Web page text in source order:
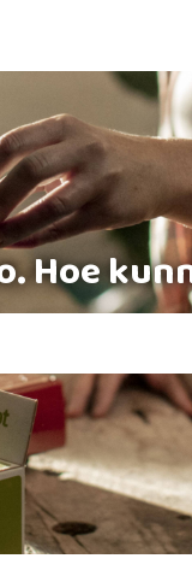
Hoe
leeg.